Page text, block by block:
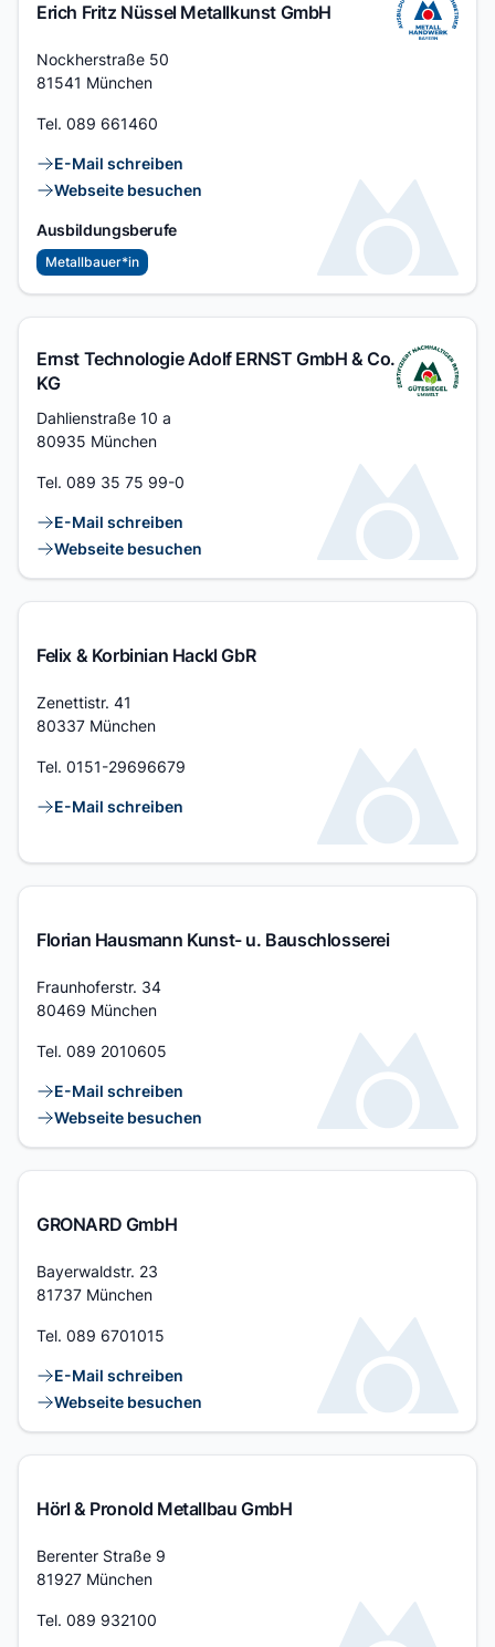
Erich Fritz Nüssel Metallkunst GmbH
Adresse
Nockherstraße 50
81541 München
Tel. 089 661460
Kontaktlinks
E-Mail schreiben
Webseite besuchen
Ausbildungsberufe
Metallbauer*in
Ernst Technologie Adolf ERNST GmbH & Co.
KG
Adresse
Dahlienstraße 10 a
80935 München
Tel. 089 35 75 99-0
Kontaktlinks
E-Mail schreiben
Webseite besuchen
Felix & Korbinian Hackl GbR
Adresse
Zenettistr. 41
80337 München
Tel. 0151-29696679
Kontaktlinks
E-Mail schreiben
Florian Hausmann Kunst- u. Bauschlosserei
Adresse
Fraunhoferstr. 34
80469 München
Tel. 089 2010605
Kontaktlinks
E-Mail schreiben
Webseite besuchen
GRONARD GmbH
Adresse
Bayerwaldstr. 23
81737 München
Tel. 089 6701015
Kontaktlinks
E-Mail schreiben
Webseite besuchen
Hörl & Pronold Metallbau GmbH
Adresse
Berenter Straße 9
81927 München
Tel. 089 932100